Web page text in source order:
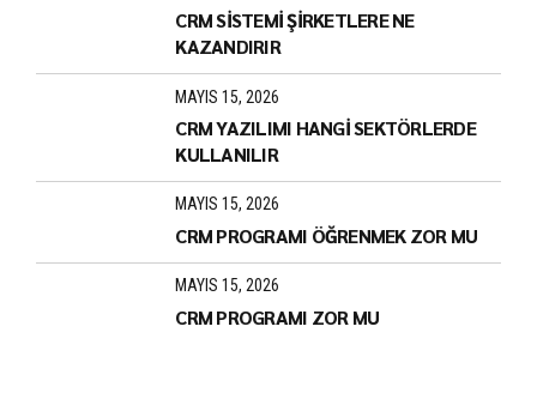
CRM SİSTEMİ ŞİRKETLERE NE
KAZANDIRIR
MAYIS 15, 2026
CRM YAZILIMI HANGİ SEKTÖRLERDE
KULLANILIR
MAYIS 15, 2026
CRM PROGRAMI ÖĞRENMEK ZOR MU
MAYIS 15, 2026
CRM PROGRAMI ZOR MU